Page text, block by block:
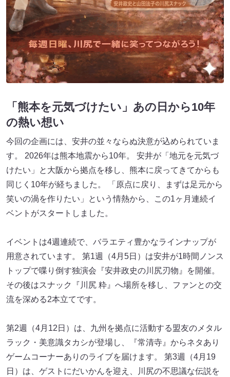
「熊本を元気づけたい」あの日から10年
の熱い想い
今回の企画には、安井の並々ならぬ決意が込められていま
す。 2026年は熊本地震から10年。 安井が「地元を元気づ
けたい」と大阪から拠点を移し、熊本に戻ってきてからも
同じく10年が経ちました。 「原点に戻り、まずは足元から
笑いの渦を作りたい」という情熱から、この1ヶ月連続イ
ベントがスタートしました。
イベントは4週連続で、バラエティ豊かなラインナップが
用意されています。 第1週（4月5日）は安井が1時間ノンス
トップで喋り倒す独演会『安井政史の川尻刃物』を開催。
その後はスナック『川尻 粋』へ場所を移し、ファンとの交
流を深める2本立てです。
第2週（4月12日）は、九州を拠点に活動する盟友のメタル
ラック・美意識タカシが登場し、『常清寺』からネタあり
ゲームコーナーありのライブを届けます。 第3週（4月19
日）は、ゲストにだいかんを迎え、川尻の不思議な伝説を